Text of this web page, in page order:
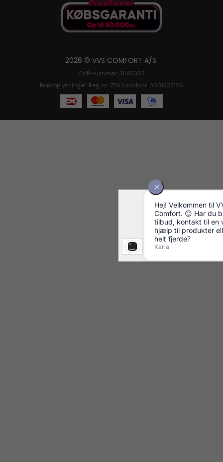
2026 © VVS COMFORT A/S.
CVR-nummer: 31491363
Bankoplysninger: Reg. nr. 7264 Kontonr. 0001233126